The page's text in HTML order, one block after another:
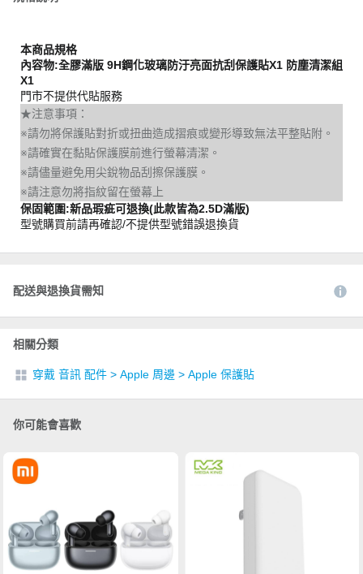
本商品規格
內容物:全膠滿版 9H鋼化玻璃防汙亮面抗刮保護貼X1 防塵清潔組
X1
門市不提供代貼服務
★注意事項：
※請勿將保護貼對折或扭曲造成摺痕或變形導致無法平整貼附。
※請確實在黏貼保護膜前進行螢幕清潔。
※請儘量避免用尖銳物品刮擦保護膜。
※請注意勿將指紋留在螢幕上
保固範圍:新品瑕疵可退換(此款皆為2.5D滿版)
型號購買前請再確認/不提供型號錯誤退換貨
配送與退換貨需知
相關分類
穿戴 音訊 配件 > Apple 周邊 > Apple 保護貼
你可能會喜歡